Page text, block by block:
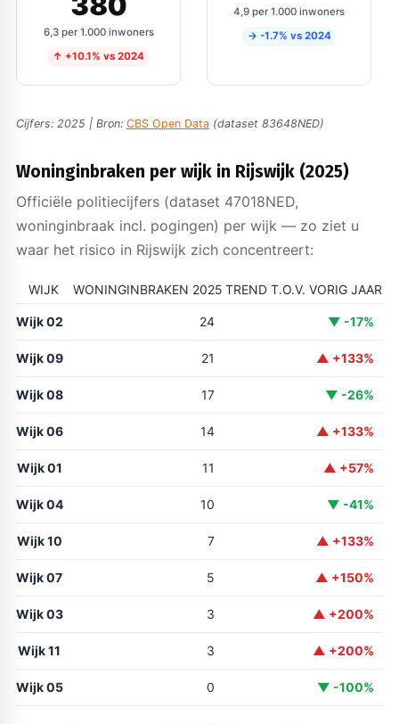
6,3 per 1.000 inwoners
↑ +10.1% vs 2024
4,9 per 1.000 inwoners
→ -1.7% vs 2024
Cijfers: 2025 | Bron: CBS Open Data (dataset 83648NED)
Woninginbraken per wijk in Rijswijk (2025)
Officiële politiecijfers (dataset 47018NED,
woninginbraak incl. pogingen) per wijk — zo ziet u
waar het risico in Rijswijk zich concentreert:
WIJK WONINGINBRAKEN 2025 TREND T.O.V. VORIG JAAR
Wijk 02 24 ▼ -17%
Wijk 09 21 ▲ +133%
Wijk 08 17 ▼ -26%
Wijk 06 14 ▲ +133%
Wijk 01 11 ▲ +57%
Wijk 04 10 ▼ -41%
Wijk 10 7 ▲ +133%
Wijk 07 5 ▲ +150%
Wijk 03 3 ▲ +200%
Wijk 11 3 ▲ +200%
Wijk 05 0 ▼ -100%